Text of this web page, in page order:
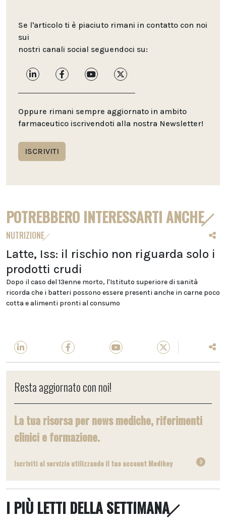
Se l'articolo ti è piaciuto rimani in contatto con noi
sui
nostri canali social seguendoci su:
Oppure rimani sempre aggiornato in ambito
farmaceutico iscrivendoti alla nostra Newsletter!
ISCRIVITI
POTREBBERO INTERESSARTI ANCHE
NUTRIZIONE
Latte, Iss: il rischio non riguarda solo i
prodotti crudi
Dopo il caso del 13enne morto, l'Istituto superiore di sanità
ricorda che i batteri possono essere presenti anche in carne poco
cotta e alimenti pronti al consumo
Resta aggiornato con noi!
La tua risorsa per news mediche, riferimenti
clinici e formazione.
Iscriviti al servizio utilizzando il tuo account Medikey
I PIÙ LETTI DELLA SETTIMANA